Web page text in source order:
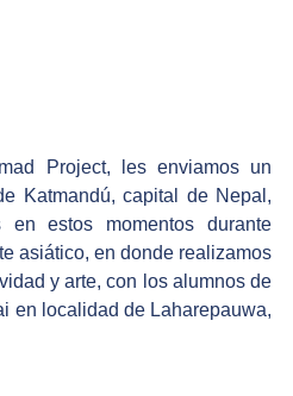
Project, les enviamos un
Katmandú, capital de Nepal,
en estos momentos durante
asiático, en donde realizamos
y arte, con los alumnos de
en localidad de Laharepauwa,